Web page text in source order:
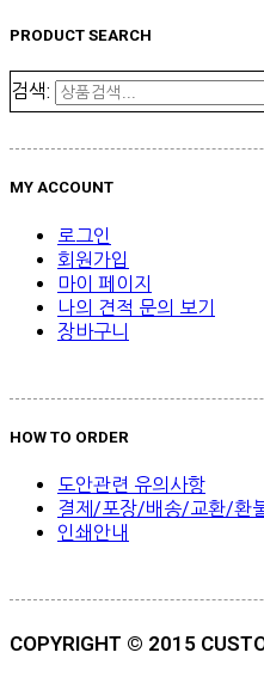
PRODUCT SEARCH
검색:
MY ACCOUNT
로그인
회원가입
마이 페이지
나의 견적 문의 보기
장바구니
HOW TO ORDER
도안관련 유의사항
결제/포장/배송/교환/환
인쇄안내
COPYRIGHT © 2015